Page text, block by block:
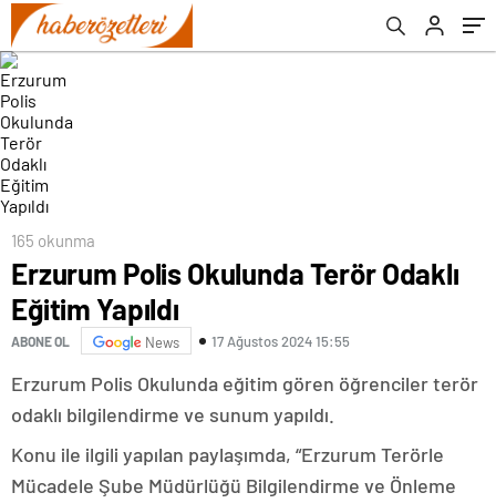
165 okunma
Erzurum Polis Okulunda Terör Odaklı
Eğitim Yapıldı
ABONE OL News 17 Ağustos 2024 15:55
Erzurum Polis Okulunda eğitim gören öğrenciler terör
odaklı bilgilendirme ve sunum yapıldı.
Konu ile ilgili yapılan paylaşımda, “Erzurum Terörle
Mücadele Şube Müdürlüğü Bilgilendirme ve Önleme